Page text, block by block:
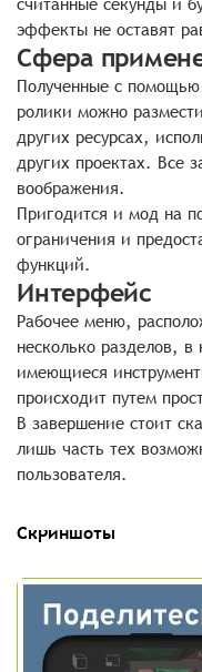
эффекты не оставят
Сфера
Полученные с
ролики можно
других ресурсах,
других проектах. Все
воображения.
Пригодится и мод на
ограничения и
функций.
Интерфейс
Рабочее меню,
несколько разделов, в
имеющиеся
происходит путем
В завершение стоит
лишь часть тех
пользователя.
Скриншоты